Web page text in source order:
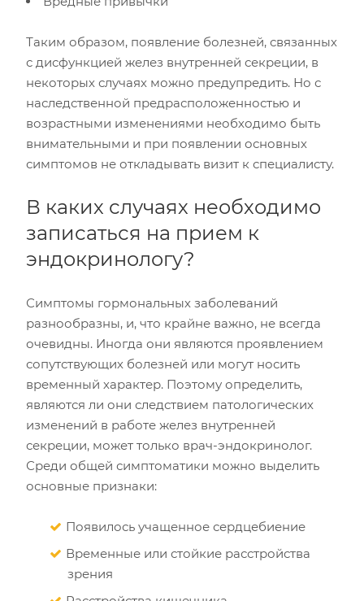
Таким образом, появление болезней, связанных
с дисфункцией желез внутренней секреции, в
некоторых случаях можно предупредить. Но с
наследственной предрасположенностью и
возрастными изменениями необходимо быть
внимательными и при появлении основных
симптомов не откладывать визит к специалисту.
В каких случаях необходимо
записаться на прием к
эндокринологу?
Симптомы гормональных заболеваний
разнообразны, и, что крайне важно, не всегда
очевидны. Иногда они являются проявлением
сопутствующих болезней или могут носить
временный характер. Поэтому определить,
являются ли они следствием патологических
изменений в работе желез внутренней
секреции, может только врач-эндокринолог.
Среди общей симптоматики можно выделить
основные признаки:
Появилось учащенное сердцебиение
Временные или стойкие расстройства
зрения